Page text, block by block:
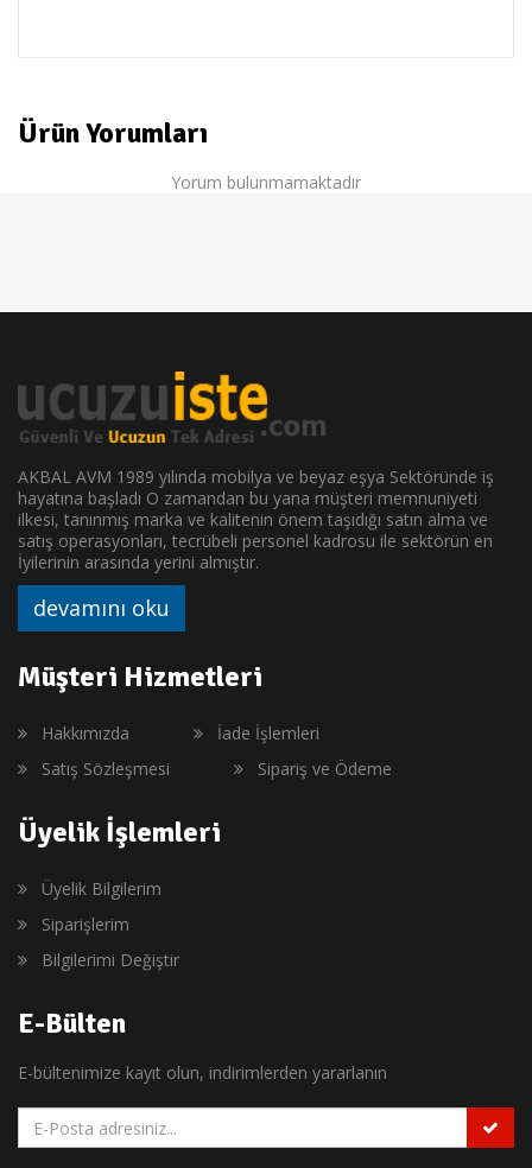
Ürün Yorumları
Yorum bulunmamaktadır
AKBAL AVM 1989 yılında mobilya ve beyaz eşya Sektöründe iş
hayatına başladı O zamandan bu yana müşteri memnuniyeti
ilkesi, tanınmış marka ve kalitenin önem taşıdığı satın alma ve
satış operasyonları, tecrübeli personel kadrosu ile sektörün en
İyilerinin arasında yerini almıştır.
devamını oku
Müşteri Hizmetleri
Hakkımızda
İade İşlemleri
Satış Sözleşmesi
Sipariş ve Ödeme
Üyelik İşlemleri
Üyelik Bilgilerim
Siparişlerim
Bilgilerimi Değiştir
E-Bülten
E-bültenimize kayıt olun, indirimlerden yararlanın